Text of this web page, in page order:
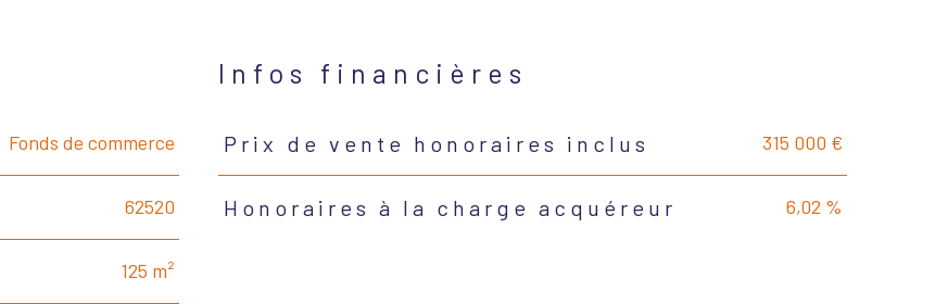
Fonds de commerce
62520
125 m²
Infos financières
Caractéristiques Valeurs
Prix de vente honoraires inclus 315 000 €
Honoraires à la charge acquéreur 6,02 %